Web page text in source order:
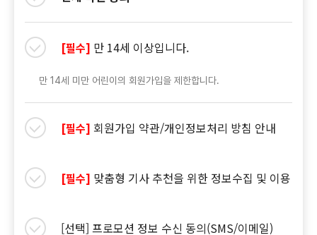
[필수] 만 14세 이상입니다.
만 14세 미만 어린이의 회원가입을 제한합니다.
[필수] 회원가입 약관/개인정보처리 방침 안내
[필수] 맞춤형 기사 추천을 위한 정보수집 및 이용
[선택] 프로모션 정보 수신 동의(SMS/이메일)